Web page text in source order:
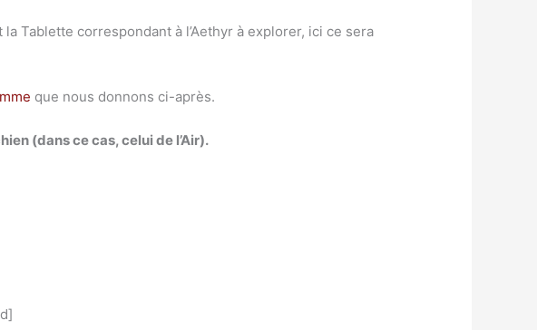
Tablette correspondant à l’Aethyr à explorer, ici ce sera
que nous donnons ci-après.
(dans ce cas, celui de l’Air).